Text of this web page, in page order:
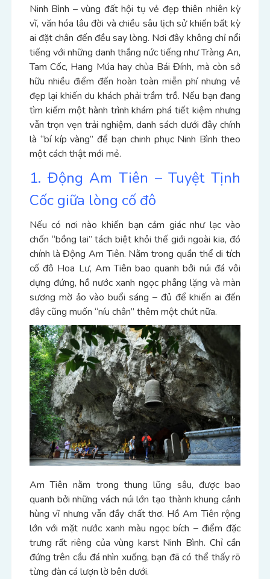
Ninh Bình – vùng đất hội tụ vẻ đẹp thiên nhiên kỳ
vĩ, văn hóa lâu đời và chiều sâu lịch sử khiến bất kỳ
ai đặt chân đến đều say lòng. Nơi đây không chỉ nổi
tiếng với những danh thắng nức tiếng như Tràng An,
Tam Cốc, Hang Múa hay chùa Bái Đính, mà còn sở
hữu nhiều điểm đến hoàn toàn miễn phí nhưng vẻ
đẹp lại khiến du khách phải trầm trồ. Nếu bạn đang
tìm kiếm một hành trình khám phá tiết kiệm nhưng
vẫn trọn vẹn trải nghiệm, danh sách dưới đây chính
là “bí kíp vàng” để bạn chinh phục Ninh Bình theo
một cách thật mới mẻ.
1. Động Am Tiên – Tuyệt Tịnh
Cốc giữa lòng cố đô
Nếu có nơi nào khiến bạn cảm giác như lạc vào
chốn “bồng lai” tách biệt khỏi thế giới ngoài kia, đó
chính là Động Am Tiên. Nằm trong quần thể di tích
cố đô Hoa Lư, Am Tiên bao quanh bởi núi đá vôi
dựng đứng, hồ nước xanh ngọc phẳng lặng và màn
sương mờ ảo vào buổi sáng – đủ để khiến ai đến
đây cũng muốn “níu chân” thêm một chút nữa.
Am Tiên nằm trong thung lũng sâu, được bao
quanh bởi những vách núi lớn tạo thành khung cảnh
hùng vĩ nhưng vẫn đầy chất thơ. Hồ Am Tiên rộng
lớn với mặt nước xanh màu ngọc bích – điểm đặc
trưng rất riêng của vùng karst Ninh Bình. Chỉ cần
đứng trên cầu đá nhìn xuống, bạn đã có thể thấy rõ
từng đàn cá lượn lờ bên dưới.